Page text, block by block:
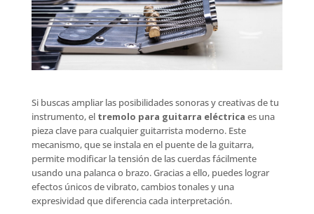
Si buscas ampliar las posibilidades sonoras y creativas de tu
instrumento, el tremolo para guitarra eléctrica es una
pieza clave para cualquier guitarrista moderno. Este
mecanismo, que se instala en el puente de la guitarra,
permite modificar la tensión de las cuerdas fácilmente
usando una palanca o brazo. Gracias a ello, puedes lograr
efectos únicos de vibrato, cambios tonales y una
expresividad que diferencia cada interpretación.